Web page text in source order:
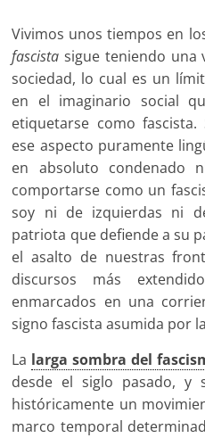
Vivimos unos tiempos en
fascista sigue teniendo una
sociedad, lo cual es un
en el imaginario social
etiquetarse como
ese aspecto puramente
en absoluto condenado
comportarse como un
soy ni de izquierdas ni
patriota que defiende a su
el asalto de nuestras
discursos más
enmarcados en una
signo fascista asumida por
La larga sombra del
desde el siglo pasado, y
históricamente un
marco temporal